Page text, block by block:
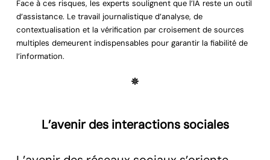
Face à ces risques, les experts soulignent que l’IA reste un outil
d’assistance. Le travail journalistique d’analyse, de
contextualisation et la vérification par croisement de sources
multiples demeurent indispensables pour garantir la fiabilité de
l’information.
L’avenir des interactions sociales